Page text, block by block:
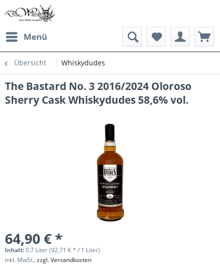
Menü
Übersicht Whiskydudes
The Bastard No. 3 2016/2024 Oloroso
Sherry Cask Whiskydudes 58,6% vol.
64,90 € *
Inhalt:0.7 Liter (92,71 € * / 1 Liter)
inkl. MwSt., zzgl. Versandkosten